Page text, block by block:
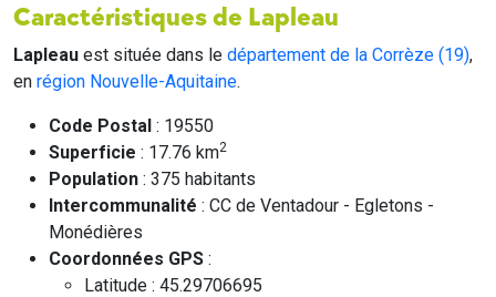
Caractéristiques de Lapleau
Lapleau est située dans le département de la Corrèze (19),
en région Nouvelle-Aquitaine.
Code Postal : 19550
Superficie : 17.76 km2
Population : 375 habitants
Intercommunalité : CC de Ventadour - Egletons -
Monédières
Coordonnées GPS :
Latitude : 45.29706695